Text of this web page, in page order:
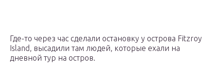
Где-то через час сделали остановку у острова Fitzroy
Island, высадили там людей, которые ехали на
дневной тур на остров.